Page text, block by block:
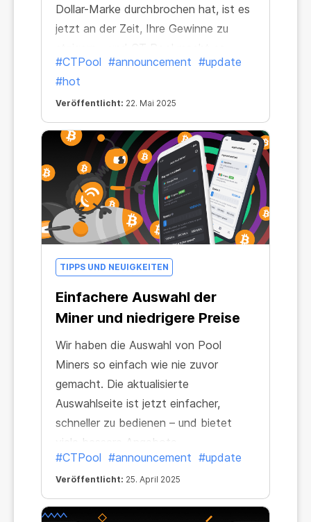
Dollar-Marke durchbrochen hat, ist es
jetzt an der Zeit, Ihre Gewinne zu
einfacher denn je.
#CTPool #announcement #update
#hot
Veröffentlicht: 22. Mai 2025
TIPPS UND NEUIGKEITEN
Einfachere Auswahl der
Miner und niedrigere Preise
Wir haben die Auswahl von Pool
Miners so einfach wie nie zuvor
gemacht. Die aktualisierte
Auswahlseite ist jetzt einfacher,
schneller zu bedienen – und bietet
viele bessere Angebote.
#CTPool #announcement #update
Veröffentlicht: 25. April 2025